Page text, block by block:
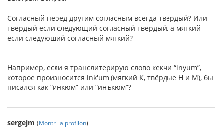
Согласный перед другим согласным всегда твёрдый? Или
твёрдый если следующий согласный твёрдый, а мягкий
если следующий согласный мягкий?
Например, если я транслитерирую слово кекчи “inyum”,
которое произносится ink'um (мягкий К, твёрдые Н и М), бы
писался как “инкюм” или “инъкюм”?
sergejm (Montri la profilon)